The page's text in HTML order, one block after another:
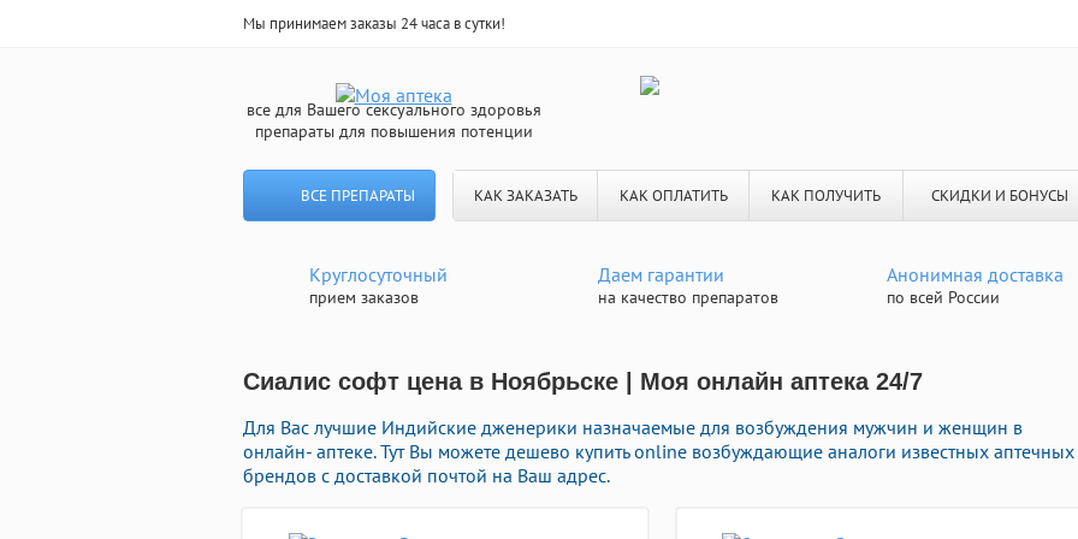
Мы принимаем заказы 24 часа в сутки!
все для Вашего сексуального здоровья
препараты для повышения потенции
ВСЕ ПРЕПАРАТЫ КАК ЗАКАЗАТЬ КАК ОПЛАТИТЬ КАК ПОЛУЧИТЬ СКИДКИ И БОНУСЫ
Круглосуточный
прием заказов
Даем гарантии
на качество препаратов
Анонимная доставка
по всей России
Сиалис софт цена в Ноябрьске | Моя онлайн аптека 24/7
Для Вас лучшие Индийские дженерики назначаемые для возбуждения мужчин и женщин в
онлайн- аптеке. Тут Вы можете дешево купить online возбуждающие аналоги известных аптечных
брендов с доставкой почтой на Ваш адрес.